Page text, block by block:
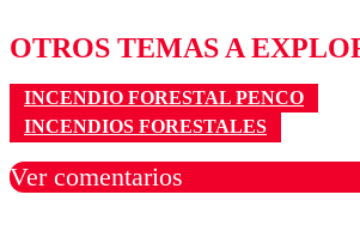
OTROS TEMAS A
INCENDIO FORESTAL PENCO
INCENDIOS FORESTALES
Ver comentarios